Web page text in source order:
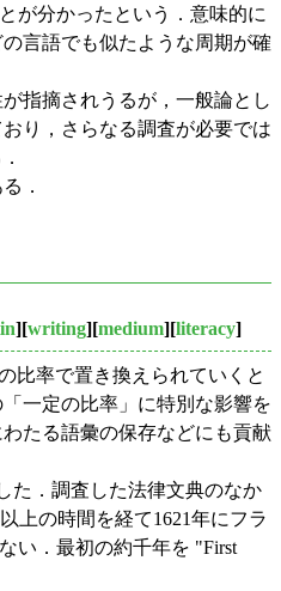
が分かったという．意味的に
言語でも似たような周期が確
指摘されうるが，一般論とし
り，さらなる調査が必要では
．
][writing][medium][literacy]
比率で置き換えられていくと
一定の比率」に特別な影響を
たる語彙の保存などにも貢献
た．調査した法律文典のなか
上の時間を経て1621年にフラ
い．最初の約千年を "First